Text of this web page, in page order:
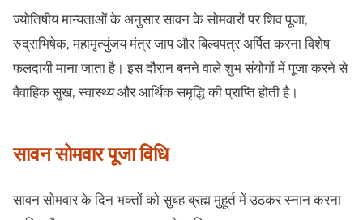
ज्योतिषीय मान्यताओं के अनुसार सावन के सोमवारों पर शिव पूजा,
रुद्राभिषेक, महामृत्युंजय मंत्र जाप और बिल्वपत्र अर्पित करना विशेष
फलदायी माना जाता है। इस दौरान बनने वाले शुभ संयोगों में पूजा करने से
वैवाहिक सुख, स्वास्थ्य और आर्थिक समृद्धि की प्राप्ति होती है।
सावन सोमवार पूजा विधि
सावन सोमवार के दिन भक्तों को सुबह ब्रह्म मुहूर्त में उठकर स्नान करना